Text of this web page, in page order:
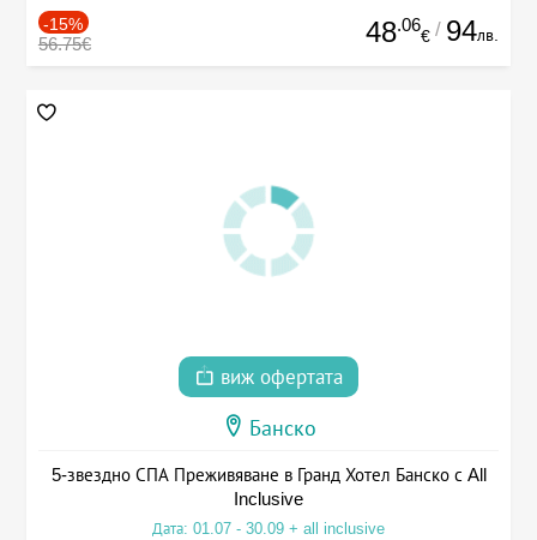
-15%
56.75€ 48.06
€ / 94лв.
виж офертата
Банско
5-звездно СПА Преживяване в Гранд Хотел Банско с All
Inclusive
Дата: 01.07 - 30.09 + all inclusive